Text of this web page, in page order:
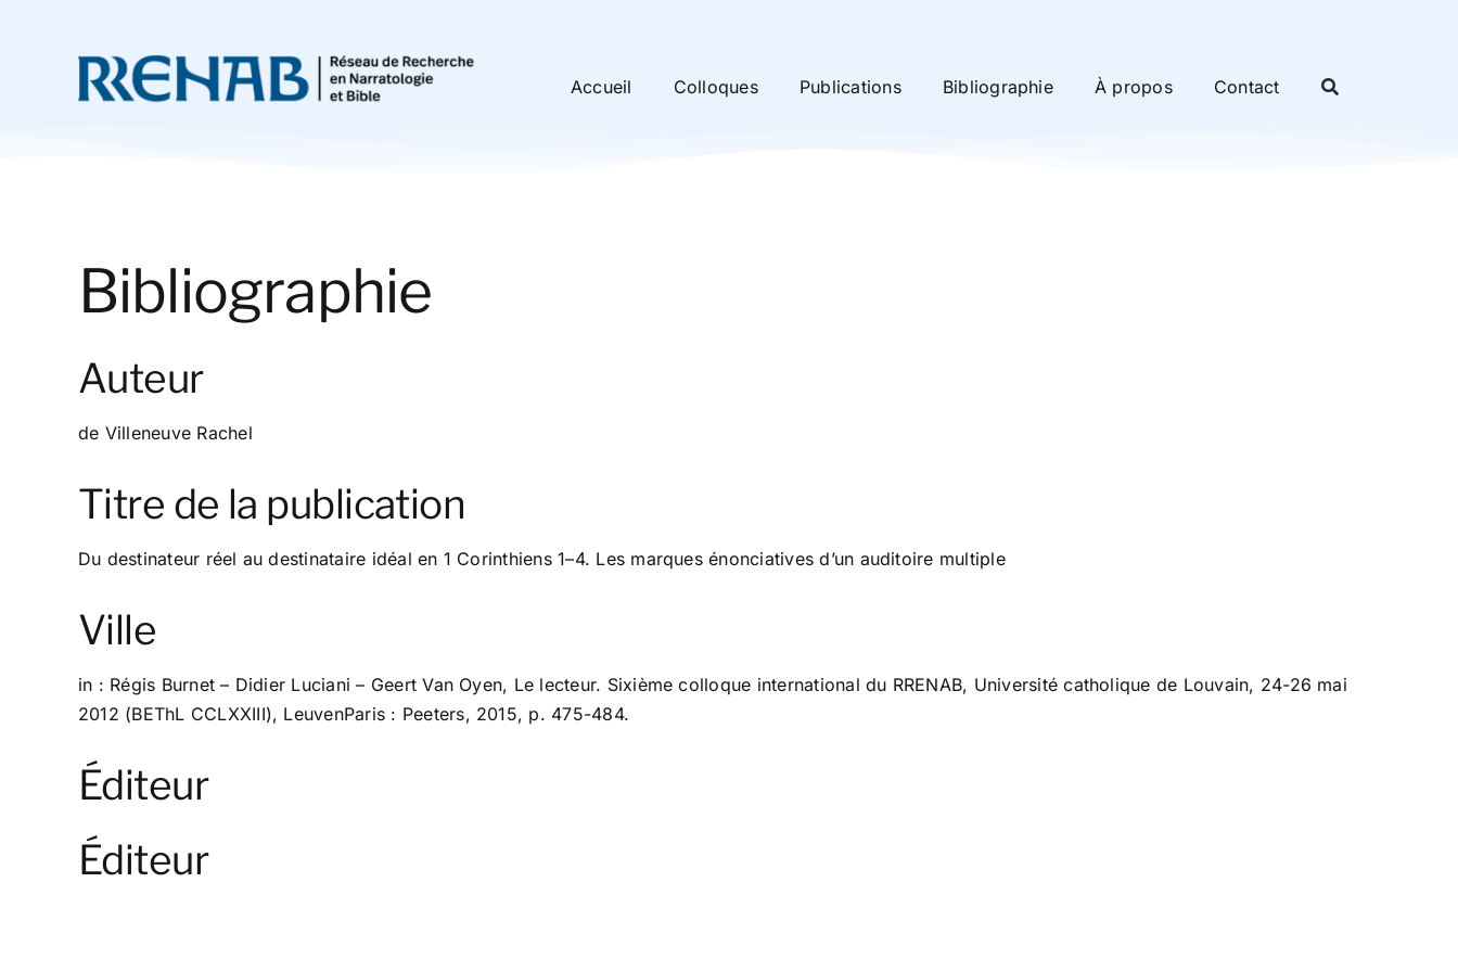
Accueil Colloques Publications Bibliographie À propos Contact
Bibliographie
Auteur
de Villeneuve Rachel
Titre de la publication
Du destinateur réel au destinataire idéal en 1 Corinthiens 1–4. Les marques énonciatives d’un auditoire multiple
Ville
in : Régis Burnet – Didier Luciani – Geert Van Oyen, Le lecteur. Sixième colloque international du RRENAB, Université catholique de Louvain, 24-26 mai
2012 (BEThL CCLXXIII), LeuvenParis : Peeters, 2015, p. 475-484.
Éditeur
Éditeur